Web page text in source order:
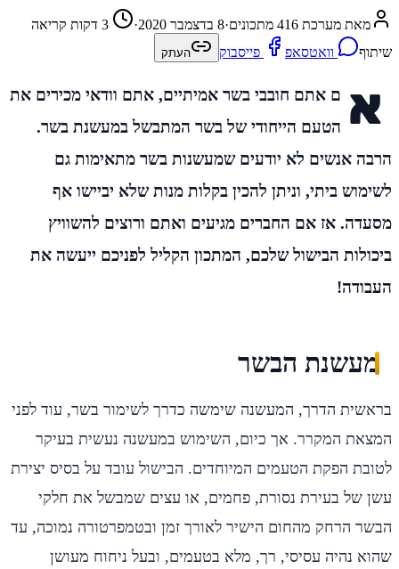
מאת מערכת 416 מתכונים ·8 בדצמבר 2020 ·
3 דקות קריאה
שיתוף
וואטסאפ פייסבוק העתק
א ם אתם חובבי בשר אמיתיים, אתם וודאי מכירים את
הטעם הייחודי של בשר המתבשל במעשנת בשר.
הרבה אנשים לא יודעים שמעשנות בשר מתאימות גם
לשימוש ביתי, וניתן להכין בקלות מנות שלא יביישו אף
מסעדה. אז אם החברים מגיעים ואתם ורוצים להשוויץ
ביכולות הבישול שלכם, המתכון הקליל לפניכם ייעשה את
העבודה!
מעשנת הבשר
בראשית הדרך, המעשנה שימשה כדרך לשימור בשר, עוד לפני
המצאת המקרר. אך כיום, השימוש במעשנה נעשית בעיקר
לטובת הפקת הטעמים המיוחדים. הבישול עובד על בסיס יצירת
עשן של בעירת נסורת, פחמים, או עצים שמבשל את חלקי
הבשר הרחק מהחום הישיר לאורך זמן ובטמפרטורה נמוכה, עד
שהוא נהיה עסיסי, רך, מלא בטעמים, ובעל ניחוח מעושן